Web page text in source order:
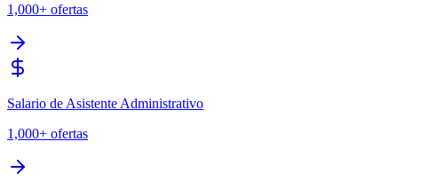
1,000+ ofertas
Salario de Asistente Administrativo
1,000+ ofertas